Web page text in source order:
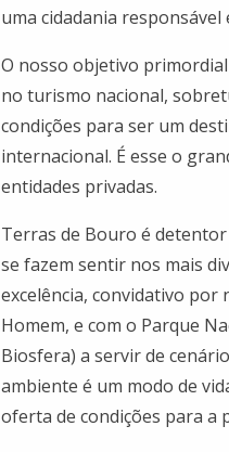
uma cidadania responsável
O nosso objetivo
no turismo nacional,
condições para ser um
internacional. É esse o
entidades privadas.
Terras de Bouro é
se fazem sentir nos mais
excelência, convidativo por
Homem, e com o Parque
Biosfera) a servir de
ambiente é um modo de
oferta de condições para a